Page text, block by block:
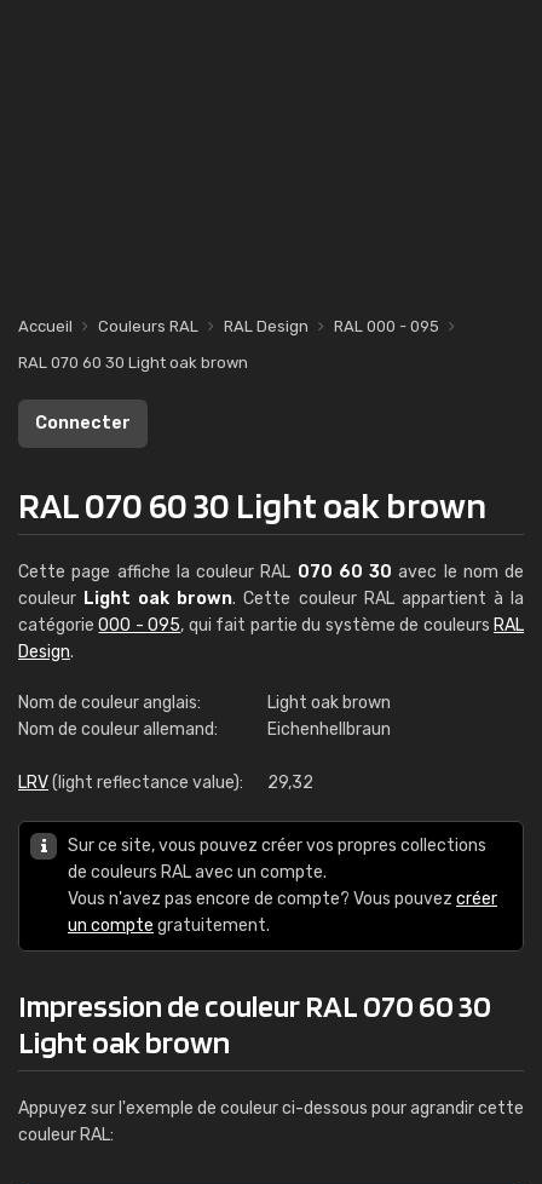
Accueil Couleurs RAL RAL Design
RAL 000 - 095
RAL 070 60 30 Light oak brown
Connecter
RAL 070 60 30 Light oak brown
Cette page affiche la couleur RAL 070 60 30 avec le nom de
couleur Light oak brown. Cette couleur RAL appartient à la
catégorie000 - 095, qui fait partie du système de couleurs RAL
Design.
Nom de couleur anglais:
Light oak brown
Nom de couleur allemand:
Eichenhellbraun
LRV(light reflectance value): 29,32
Sur ce site, vous pouvez créer vos propres collections
de couleurs RAL avec un compte.
Vous n'avez pas encore de compte? Vous pouvez créer
un compte gratuitement.
Impression de couleur RAL 070 60 30
Light oak brown
Appuyez sur l'exemple de couleur ci-dessous pour agrandir cette
couleur RAL: